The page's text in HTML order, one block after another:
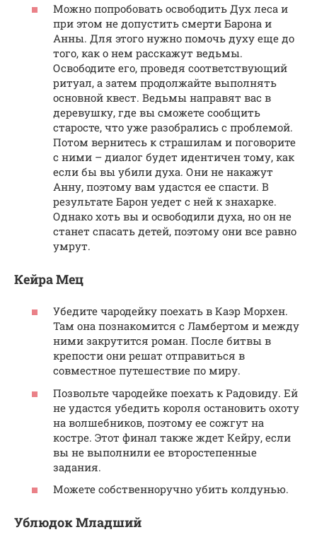
Можно попробовать освободить Дух леса и
при этом не допустить смерти Барона и
Анны. Для этого нужно помочь духу еще до
того, как о нем расскажут ведьмы.
Освободите его, проведя соответствующий
ритуал, а затем продолжайте выполнять
основной квест. Ведьмы направят вас в
деревушку, где вы сможете сообщить
старосте, что уже разобрались с проблемой.
Потом вернитесь к страшилам и поговорите
с ними – диалог будет идентичен тому, как
если бы вы убили духа. Они не накажут
Анну, поэтому вам удастся ее спасти. В
результате Барон уедет с ней к знахарке.
Однако хоть вы и освободили духа, но он не
станет спасать детей, поэтому они все равно
умрут.
Кейра Мец
Убедите чародейку поехать в Каэр Морхен.
Там она познакомится с Ламбертом и между
ними закрутится роман. После битвы в
крепости они решат отправиться в
совместное путешествие по миру.
Позвольте чародейке поехать к Радовиду. Ей
не удастся убедить короля остановить охоту
на волшебников, поэтому ее сожгут на
костре. Этот финал также ждет Кейру, если
вы не выполнили ее второстепенные
задания.
Можете собственноручно убить колдунью.
Ублюдок Младший